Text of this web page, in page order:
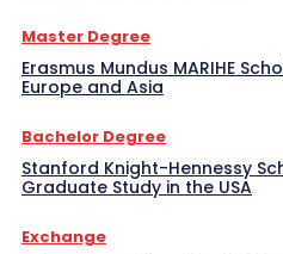
Master Degree
Erasmus Mundus MARIHE
Europe and Asia
Bachelor Degree
Stanford Knight-Hennessy
Graduate Study in the USA
Exchange